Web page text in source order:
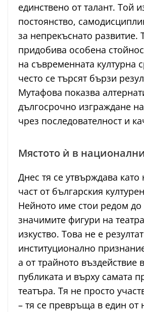
единствено от талант. Той
постоянство,
за непрекъснато развитие.
придобива особена
на съвременната културна
често се търсят бързи
Мутафова показва
дългосрочно изграждане
чрез последователност и
Мястото ѝ в
Днес тя се утвърждава
част от българския
Нейното име стои редом до
значимите фигури на
изкуство. Това не е
институционално
а от трайното въздействие
публиката и върху самата
театъра. Тя не просто
– тя се превръща в един от